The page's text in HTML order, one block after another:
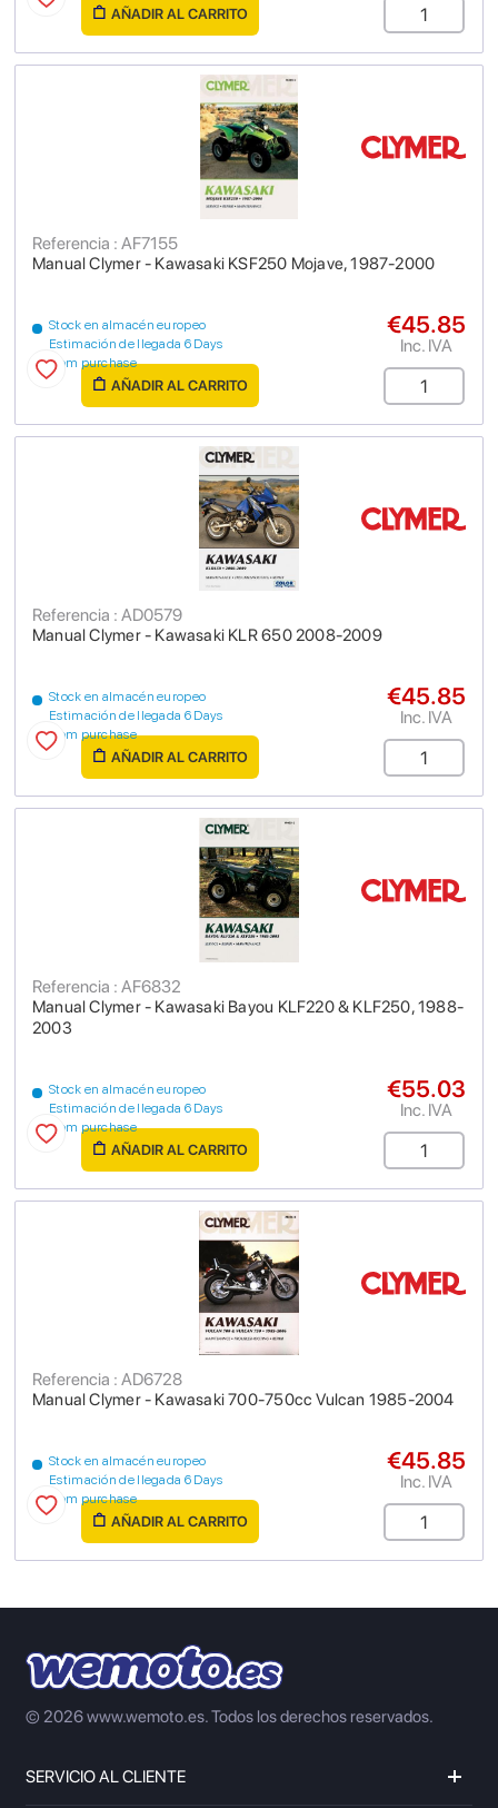
AÑADIR AL CARRITO
Manual Clymer - Kawasaki KSF250 Mojave, 1987-2000
Referencia : AF7155
Stock en almacén europeo
Estimación de llegada 6 Days
from purchase
€45.85
Inc. IVA
AÑADIR AL CARRITO
Manual Clymer - Kawasaki KLR 650 2008-2009
Referencia : AD0579
Stock en almacén europeo
Estimación de llegada 6 Days
from purchase
€45.85
Inc. IVA
AÑADIR AL CARRITO
Manual Clymer - Kawasaki Bayou KLF220 & KLF250, 1988-
2003
Referencia : AF6832
Stock en almacén europeo
Estimación de llegada 6 Days
from purchase
€55.03
Inc. IVA
AÑADIR AL CARRITO
Manual Clymer - Kawasaki 700-750cc Vulcan 1985-2004
Referencia : AD6728
Stock en almacén europeo
Estimación de llegada 6 Days
from purchase
€45.85
Inc. IVA
AÑADIR AL CARRITO
© 2026 www.wemoto.es.Todos los derechos reservados.
SERVICIO AL CLIENTE